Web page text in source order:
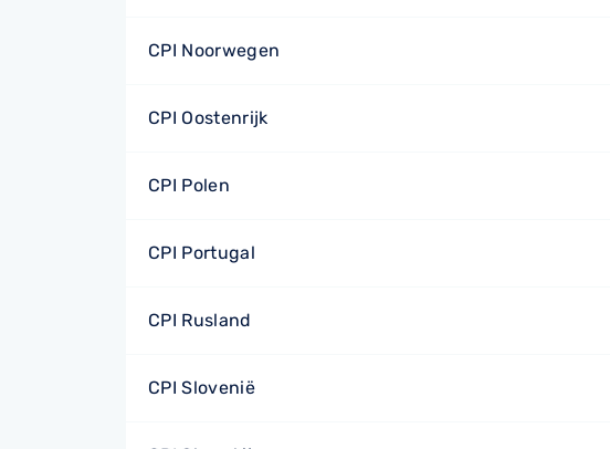
CPI Noorwegen
CPI Oostenrijk
CPI Polen
CPI Portugal
CPI Rusland
CPI Slovenië